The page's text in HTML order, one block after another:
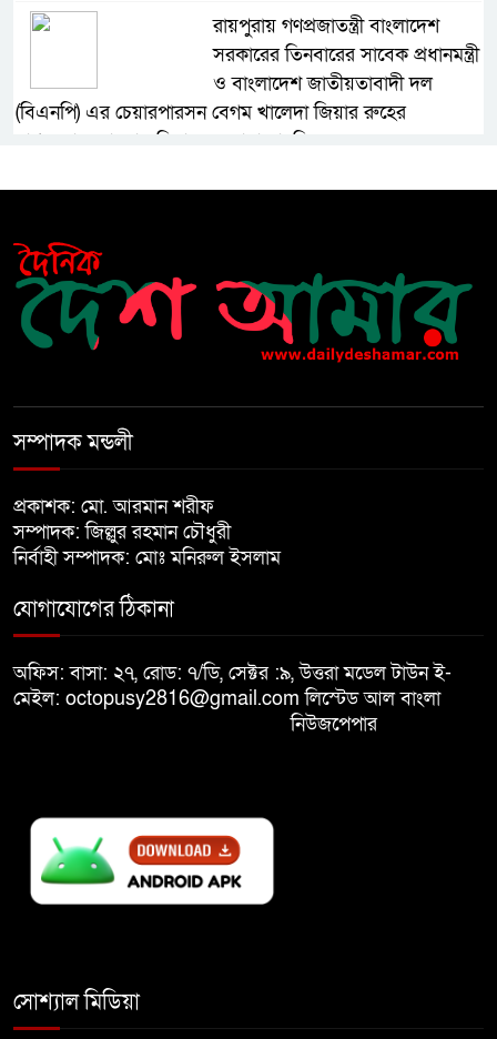
রায়পুরায় গণপ্রজাতন্ত্রী বাংলাদেশ
সরকারের তিনবারের সাবেক প্রধানমন্ত্রী
ও বাংলাদেশ জাতীয়তাবাদী দল
(বিএনপি) এর চেয়ারপারসন বেগম খালেদা জিয়ার রুহের
মাগফেরাত কামনায় মিলাদ ও দোয়া মাহফিল
নির্বাচনের আগেই ফিরতে মরিয়া
‘পলাতক শক্তি’
খালেদা জিয়ার শারীরিক অবস্থা এখনো
অনিশ্চিত
বিজয় দিবসে দীঘিনালায় জামায়াতে
ইসলামীর বর্ণাঢ্য র‍্যালি
সম্পাদক মন্ডলী
প্রকাশক: মো. আরমান শরীফ
সম্পাদক: জিল্লুর রহমান চৌধুরী
নির্বাহী সম্পাদক: মোঃ মনিরুল ইসলাম
যোগাযোগের ঠিকানা
অফিস: বাসা: ২৭, রোড: ৭/ডি, সেক্টর :৯, উত্তরা মডেল টাউন ই-
মেইল: octopusy2816@gmail.comলিস্টেড আল বাংলা
নিউজপেপার
সোশ্যাল মিডিয়া